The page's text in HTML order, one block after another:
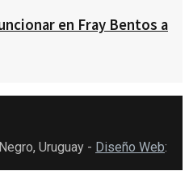
en Fray Bentos a
Uruguay - Diseño Web: